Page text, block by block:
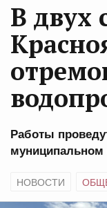
В двух
Работы
муниципальном
НОВОСТИ